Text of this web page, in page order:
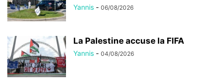
Yannis - 06/08/2026
La Palestine accuse la FIFA
Yannis - 04/08/2026